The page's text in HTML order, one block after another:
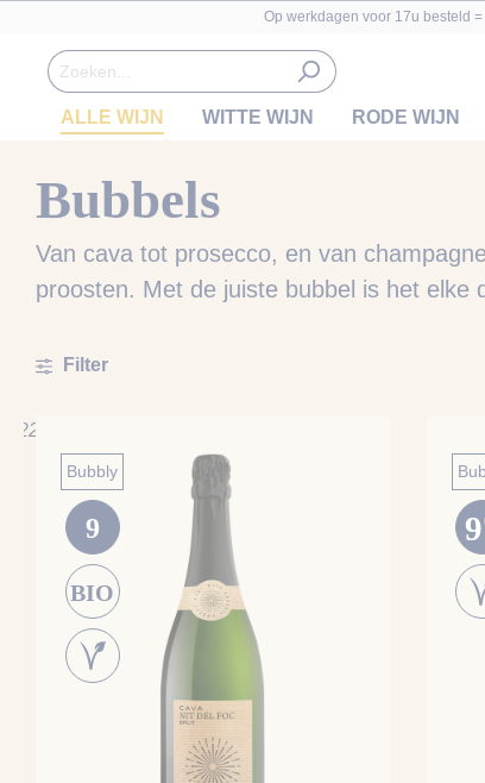
Op werkdagen voor 17u besteld
ALLE WIJN WITTE WIJN RODE WIJN
Bubbels
Van cava tot prosecco, en van
proosten. Met de juiste bubbel is het elke
Filter
22 resultaten
Bubbly
9
BIO